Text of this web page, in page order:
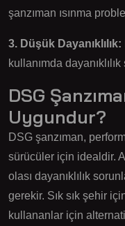
şanzıman ısınma
3. Düşük Dayanıklılık:
kullanımda
DSG
Uygundur?
DSG şanzıman,
sürücüler için idealdir.
olası dayanıklılık
gerekir. Sık sık şehir
kullananlar için